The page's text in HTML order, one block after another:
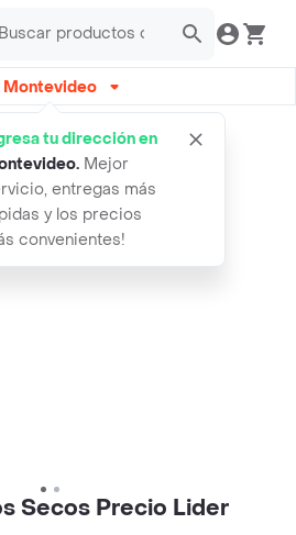
Montevideo
tu dirección en
. Mejor
entregas más
y los precios
convenientes!
Secos Precio Lider